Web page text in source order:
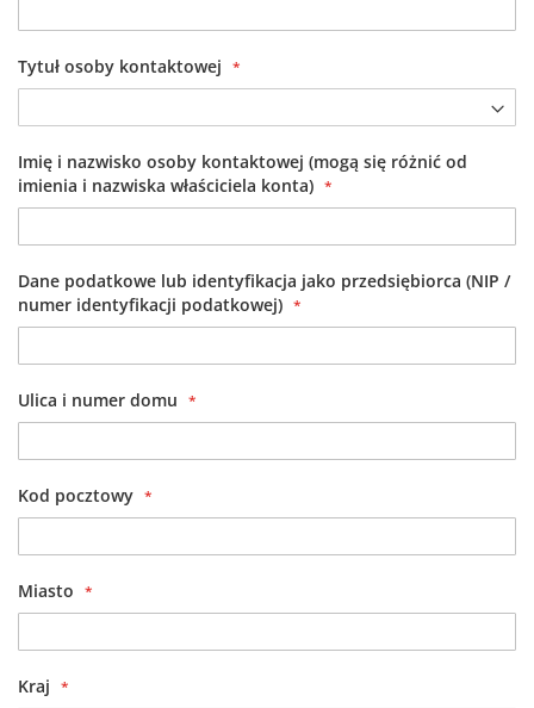
Tytuł osoby kontaktowej
Imię i nazwisko osoby kontaktowej (mogą się różnić od
imienia i nazwiska właściciela konta)
Dane podatkowe lub identyfikacja jako przedsiębiorca (NIP /
numer identyfikacji podatkowej)
Ulica i numer domu
Kod pocztowy
Miasto
Kraj